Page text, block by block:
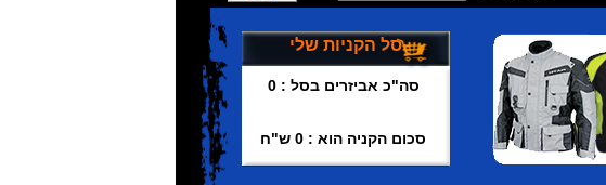
סל הקניות שלי
סה"כ אביזרים בסל : 0
סכום הקניה הוא : 0 ש"ח